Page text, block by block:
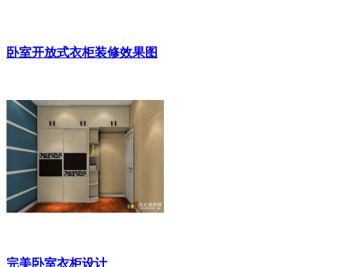
卧室开放式衣柜装修效果图
完美卧室衣柜设计